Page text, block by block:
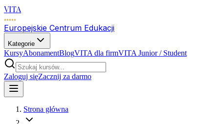
VITA
Europejskie Centrum Edukacji
Kategorie
KursyAbonamentBlogVITA dla firmVITA Junior / Student
Zaloguj sięZacznij za darmo
Strona główna